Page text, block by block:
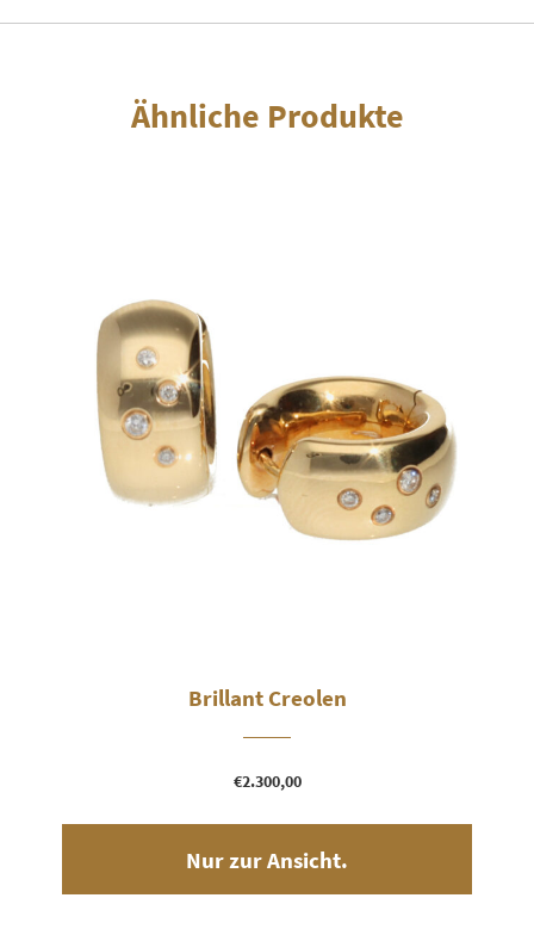
Ähnliche Produkte
Brillant Creolen
€2.300,00
Nur zur Ansicht.